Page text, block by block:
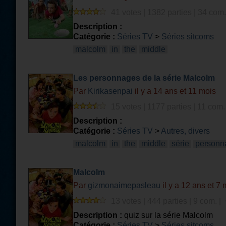
Description :
Catégorie : Séries TV > Séries sitcoms
malcolm
in the middle
Les personnages de la série Malcolm
Par Kirikasenpai il y a 14 ans et 11 mois
Description :
Catégorie : Séries TV > Autres, divers
malcolm
in the middle série
Malcolm
Par gizmonaimepasleau il y a 12 ans et 7
Description : quiz sur la série Malcolm